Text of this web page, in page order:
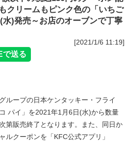
クリームもピンク色の「いちご
)発売～お店のオーブンで丁寧
[2021/1/6 11:19]
ループの日本ケンタッキー・フライ
パイ」を2021年1月6日(水)から数量
第販売終了となります。また、同日か
ルクーポンを「KFC公式アプリ」